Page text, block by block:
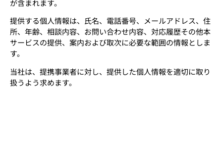
が含まれます。
提供する個人情報は、氏名、電話番号、メールアドレス、住
所、年齢、相談内容、お問い合わせ内容、対応履歴その他本
サービスの提供、案内および取次に必要な範囲の情報としま
す。
当社は、提携事業者に対し、提供した個人情報を適切に取り
扱うよう求めます。